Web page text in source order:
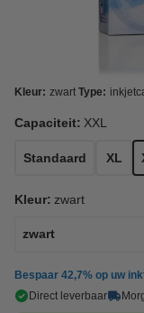
Kleur: zwart Type:
Capaciteit: XXL
Standaard XL
Kleur: zwart
zwart
Bespaar 42,7% op uw
Direct leverbaar